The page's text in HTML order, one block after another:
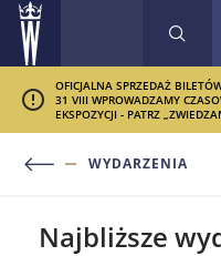
OFICJALNA SPRZEDAŻ
31 VIII WPROWADZAMY
EKSPOZYCJI - PATRZ
WYDARZENIA
Najbliższe